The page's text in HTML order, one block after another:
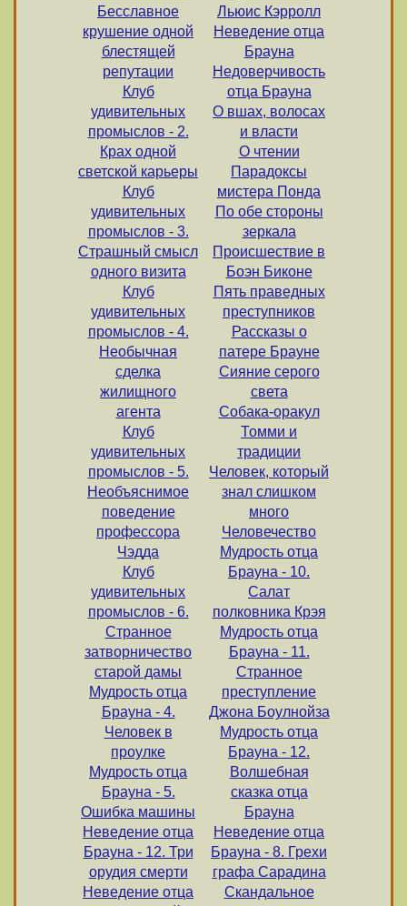
Бесславное
крушение одной
блестящей
репутации
Клуб
удивительных
промыслов - 2.
Крах одной
светской карьеры
Клуб
удивительных
промыслов - 3.
Страшный смысл
одного визита
Клуб
удивительных
промыслов - 4.
Необычная
сделка
жилищного
агента
Клуб
удивительных
промыслов - 5.
Необъяснимое
поведение
профессора
Чэдда
Клуб
удивительных
промыслов - 6.
Странное
затворничество
старой дамы
Мудрость отца
Брауна - 4.
Человек в
проулке
Мудрость отца
Брауна - 5.
Ошибка машины
Неведение отца
Брауна - 12. Три
орудия смерти
Неведение отца
Льюис Кэрролл
Неведение отца
Брауна
Недоверчивость
отца Брауна
О вшах, волосах
и власти
О чтении
Парадоксы
мистера Понда
По обе стороны
зеркала
Происшествие в
Боэн Биконе
Пять праведных
преступников
Рассказы о
патере Брауне
Сияние серого
света
Собака-оракул
Томми и
традиции
Человек, который
знал слишком
много
Человечество
Мудрость отца
Брауна - 10.
Салат
полковника Крэя
Мудрость отца
Брауна - 11.
Странное
преступление
Джона Боулнойза
Мудрость отца
Брауна - 12.
Волшебная
сказка отца
Брауна
Неведение отца
Брауна - 8. Грехи
графа Сарадина
Скандальное